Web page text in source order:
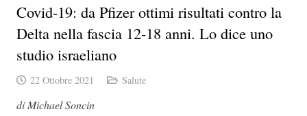
Covid-19: da Pfizer ottimi risultati contro la
Delta nella fascia 12-18 anni. Lo dice uno
studio israeliano
22 Ottobre 2021 Salute
di Michael Soncin